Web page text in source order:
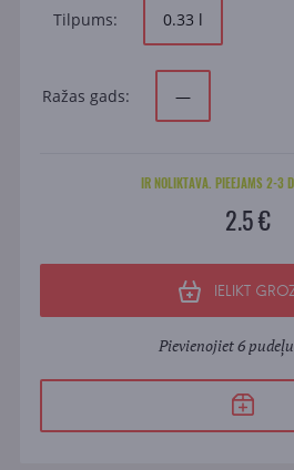
Tilpums: 0.33 l
Ražas gads: —
IR NOLIKTAVA. PIEEJAMS 2-3
2.5 €
IELIKT
Pievienojiet 6